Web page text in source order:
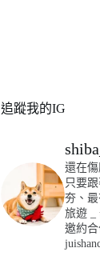
追蹤我的IG
還在
只要
夯、
旅遊
邀約合